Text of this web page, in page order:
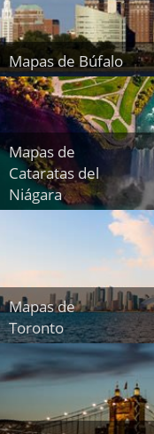
Mapas de Búfalo
Mapas de
Cataratas del
Niágara
Mapas de
Toronto